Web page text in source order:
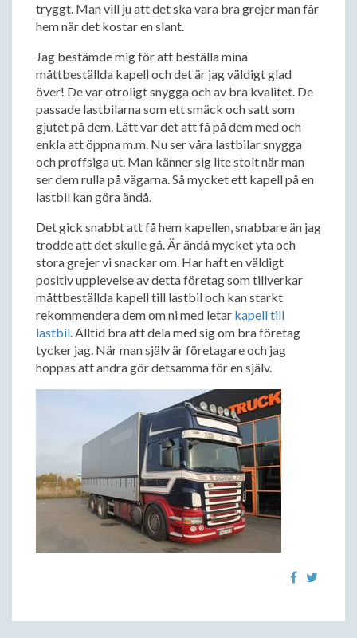
tryggt. Man vill ju att det ska vara bra grejer man får
hem när det kostar en slant.
Jag bestämde mig för att beställa mina
måttbeställda kapell och det är jag väldigt glad
över! De var otroligt snygga och av bra kvalitet. De
passade lastbilarna som ett smäck och satt som
gjutet på dem. Lätt var det att få på dem med och
enkla att öppna m.m. Nu ser våra lastbilar snygga
och proffsiga ut. Man känner sig lite stolt när man
ser dem rulla på vägarna. Så mycket ett kapell på en
lastbil kan göra ändå.
Det gick snabbt att få hem kapellen, snabbare än jag
trodde att det skulle gå. Är ändå mycket yta och
stora grejer vi snackar om. Har haft en väldigt
positiv upplevelse av detta företag som tillverkar
måttbeställda kapell till lastbil och kan starkt
rekommendera dem om ni med letar kapell till
lastbil. Alltid bra att dela med sig om bra företag
tycker jag. När man själv är företagare och jag
hoppas att andra gör detsamma för en själv.